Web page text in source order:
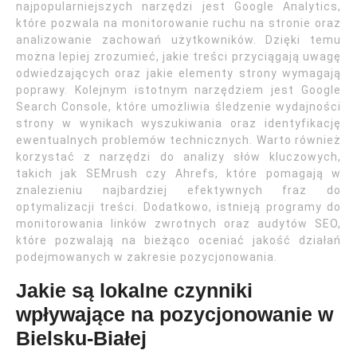
najpopularniejszych narzędzi jest Google Analytics,
które pozwala na monitorowanie ruchu na stronie oraz
analizowanie zachowań użytkowników. Dzięki temu
można lepiej zrozumieć, jakie treści przyciągają uwagę
odwiedzających oraz jakie elementy strony wymagają
poprawy. Kolejnym istotnym narzędziem jest Google
Search Console, które umożliwia śledzenie wydajności
strony w wynikach wyszukiwania oraz identyfikację
ewentualnych problemów technicznych. Warto również
korzystać z narzędzi do analizy słów kluczowych,
takich jak SEMrush czy Ahrefs, które pomagają w
znalezieniu najbardziej efektywnych fraz do
optymalizacji treści. Dodatkowo, istnieją programy do
monitorowania linków zwrotnych oraz audytów SEO,
które pozwalają na bieżąco oceniać jakość działań
podejmowanych w zakresie pozycjonowania.
Jakie są lokalne czynniki
wpływające na pozycjonowanie w
Bielsku-Białej